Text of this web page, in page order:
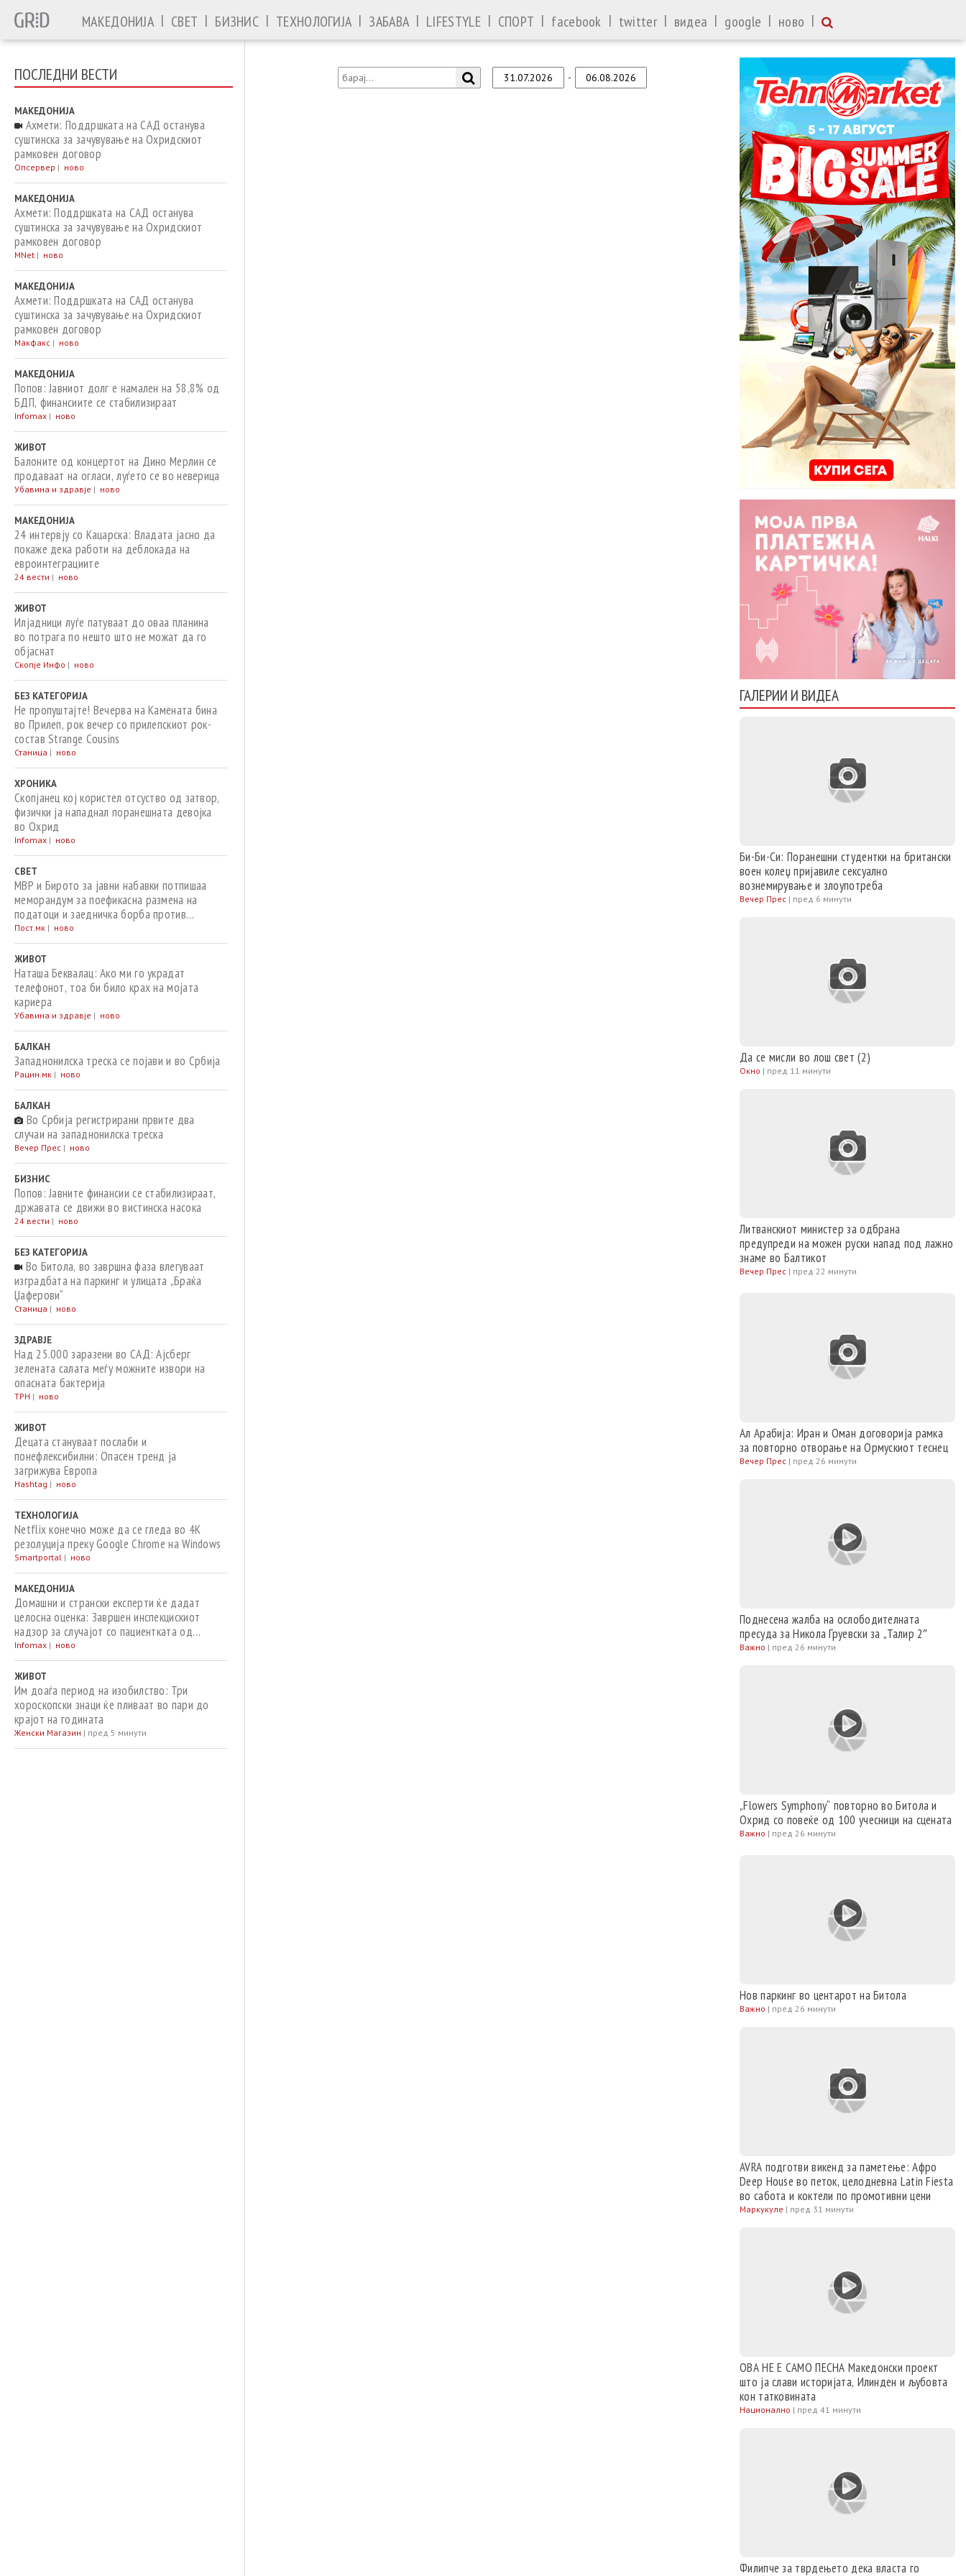
МАКЕДОНИЈА | СВЕТ | БИЗНИС | ТЕХНОЛОГИЈА | ЗАБАВА | LIFESTYLE | СПОРТ | facebook | twitter | видеа | google | ново |
ПОСЛЕДНИ ВЕСТИ
МАКЕДОНИЈА
Ахмети: Поддршката на САД останува
суштинска за зачувување на Охридскиот
рамковен договор
Опсервер | ново
МАКЕДОНИЈА
Ахмети: Поддршката на САД останува
суштинска за зачувување на Охридскиот
рамковен договор
MNet | ново
МАКЕДОНИЈА
Ахмети: Поддршката на САД останува
суштинска за зачувување на Охридскиот
рамковен договор
Макфакс | ново
МАКЕДОНИЈА
Попов: Јавниот долг е намален на 58,8% од
БДП, финансиите се стабилизираат
Infomax | ново
ЖИВОТ
Балоните од концертот на Дино Мерлин се
продаваат на огласи, луѓето се во неверица
Убавина и здравје | ново
МАКЕДОНИЈА
24 интервју со Кацарска: Владата јасно да
покаже дека работи на деблокада на
евроинтеграциите
24 вести | ново
ЖИВОТ
Илјадници луѓе патуваат до оваа планина
во потрага по нешто што не можат да го
објаснат
Скопје Инфо | ново
БЕЗ КАТЕГОРИЈА
Не пропуштајте! Вечерва на Камената бина
во Прилеп, рок вечер со прилепскиот рок-
состав Strange Cousins
Станица | ново
ХРОНИКА
Скопјанец кој користел отсуство од затвор,
физички ја нападнал поранешната девојка
во Охрид
Infomax | ново
СВЕТ
МВР и Бирото за јавни набавки потпишаа
меморандум за поефикасна размена на
податоци и заедничка борба против
корупцијата
Пост.мк | ново
ЖИВОТ
Наташа Беквалац: Ако ми го украдат
телефонот, тоа би било крах на мојата
кариера
Убавина и здравје | ново
БАЛКАН
Западнонилска треска се појави и во Србија
Рацин.мк | ново
БАЛКАН
Во Србија регистрирани првите два
случаи на западнонилска треска
Вечер Прес | ново
БИЗНИС
Попов: Јавните финансии се стабилизираат,
државата се движи во вистинска насока
24 вести | ново
БЕЗ КАТЕГОРИЈА
Во Битола, во завршна фаза влегуваат
изградбата на паркинг и улицата „Браќа
Џаферови“
Станица | ново
ЗДРАВЈЕ
Над 25.000 заразени во САД: Ајсберг
зелената салата меѓу можните извори на
опасната бактерија
ТРН | ново
ЖИВОТ
Децата стануваат послаби и
понефлексибилни: Опасен тренд ја
загрижува Европа
Hashtag | ново
ТЕХНОЛОГИЈА
Netflix конечно може да се гледа во 4K
резолуција преку Google Chrome на Windows
Smartportal | ново
МАКЕДОНИЈА
Домашни и странски експерти ќе дадат
целосна оценка: Завршен инспекцискиот
надзор за случајот со пациентката од
Струмица
Infomax | ново
ЖИВОТ
Им доаѓа период на изобилство: Три
хороскопски знаци ќе пливаат во пари до
крајот на годината
Женски Магазин | пред 5 минути
-
ГАЛЕРИИ И ВИДЕА
Би-Би-Си: Поранешни студентки на британски
воен колеџ пријавиле сексуално
вознемирување и злоупотреба
Вечер Прес | пред 6 минути
Да се мисли во лош свет (2)
Окно | пред 11 минути
Литванскиот министер за одбрана
предупреди на можен руски напад под лажно
знаме во Балтикот
Вечер Прес | пред 22 минути
Ал Арабија: Иран и Оман договорија рамка
за повторно отворање на Ормускиот теснец
Вечер Прес | пред 26 минути
Поднесена жалба на ослободителната
пресуда за Никола Груевски за „Талир 2″
Важно | пред 26 минути
„Flowers Symphony“ повторно во Битола и
Охрид со повеќе од 100 учесници на сцената
Важно | пред 26 минути
Нов паркинг во центарот на Битола
Важно | пред 26 минути
AVRA подготви викенд за паметење: Афро
Deep House во петок, целодневна Latin Fiesta
во сабота и коктели по промотивни цени
Маркукуле | пред 31 минути
ОВА НЕ Е САМО ПЕСНА Македонски проект
што ја слави историјата, Илинден и љубовта
кон татковината
Национално | пред 41 минути
Филипче за тврдењето дека власта го